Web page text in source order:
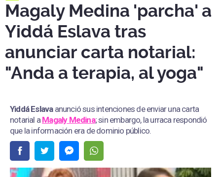
Magaly Medina 'parcha' a
Yiddá Eslava tras
anunciar carta notarial:
"Anda a terapia, al yoga"
Yiddá Eslavaanunció sus intenciones de enviar una carta
notarial a Magaly Medina; sin embargo, la urraca respondió
que la información era de dominio público.